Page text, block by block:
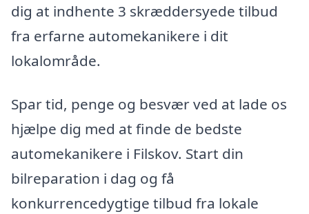
dig at indhente 3 skræddersyede tilbud
fra erfarne automekanikere i dit
lokalområde.
Spar tid, penge og besvær ved at lade os
hjælpe dig med at finde de bedste
automekanikere i Filskov. Start din
bilreparation i dag og få
konkurrencedygtige tilbud fra lokale